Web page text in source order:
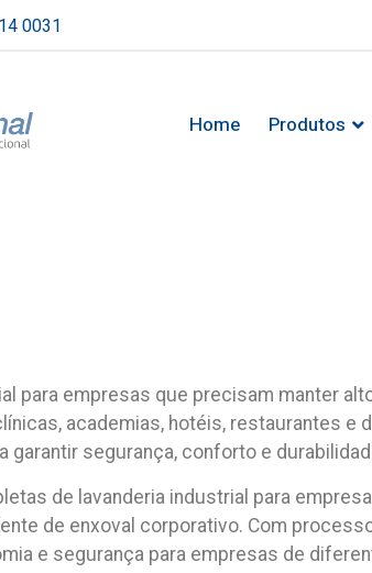
0031
Home Produtos
para empresas que precisam manter
academias, hotéis, restaurantes
garantir segurança, conforto e
de lavanderia industrial para
de enxoval corporativo. Com
e segurança para empresas de